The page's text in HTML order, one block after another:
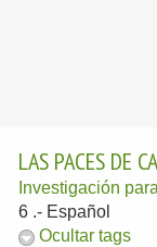
LAS PACES DE
Investigación
6 .- Español
Ocultar tags